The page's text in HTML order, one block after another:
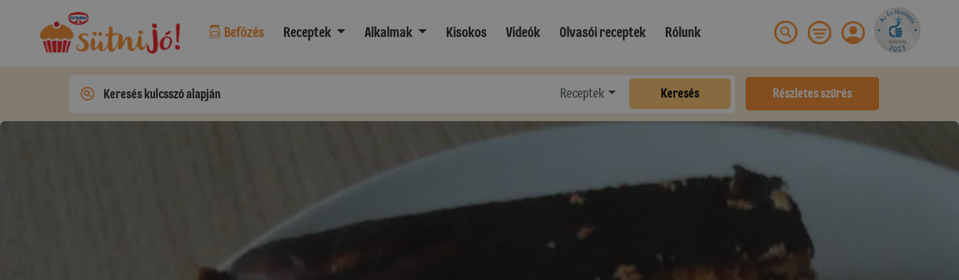
Befőzés Receptek Alkalmak Kisokos Videók Olvasói receptek Rólunk
Receptek Keresés Részletes szűrés